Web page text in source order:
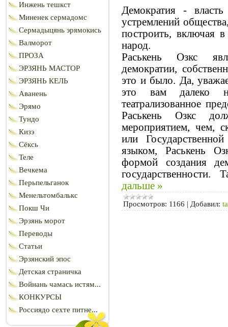
Инжень тешкст
Миненек сермадомс
Сермадыцянь эрямокись
Валморот
ПРОЗА
ЭРЗЯНЬ МАСТОР
ЭРЗЯНЬ КЕЛЬ
Аванень
Эрямо
Тундо
Кизэ
Сёксь
Теле
Вечкема
Перьпельганок
Менельтомбалькс
Покш Чи
Эрзянь морот
Переводы
Статьи
Эрзянский эпос
Детская страничка
Войнань чамась истям...
КОНКУРСЫ
Россиядо сехте питне...
Демократия -
устремлений
построить, включая
народ.
Раськень Озкс
демократии,
это и было. Да,
это вам далеко
театрализованное
Раськень Озкс
мероприятием, чем,
или
языком, Раськень
формой создания
дальше »
Просмотров: 1166 | Добавил: